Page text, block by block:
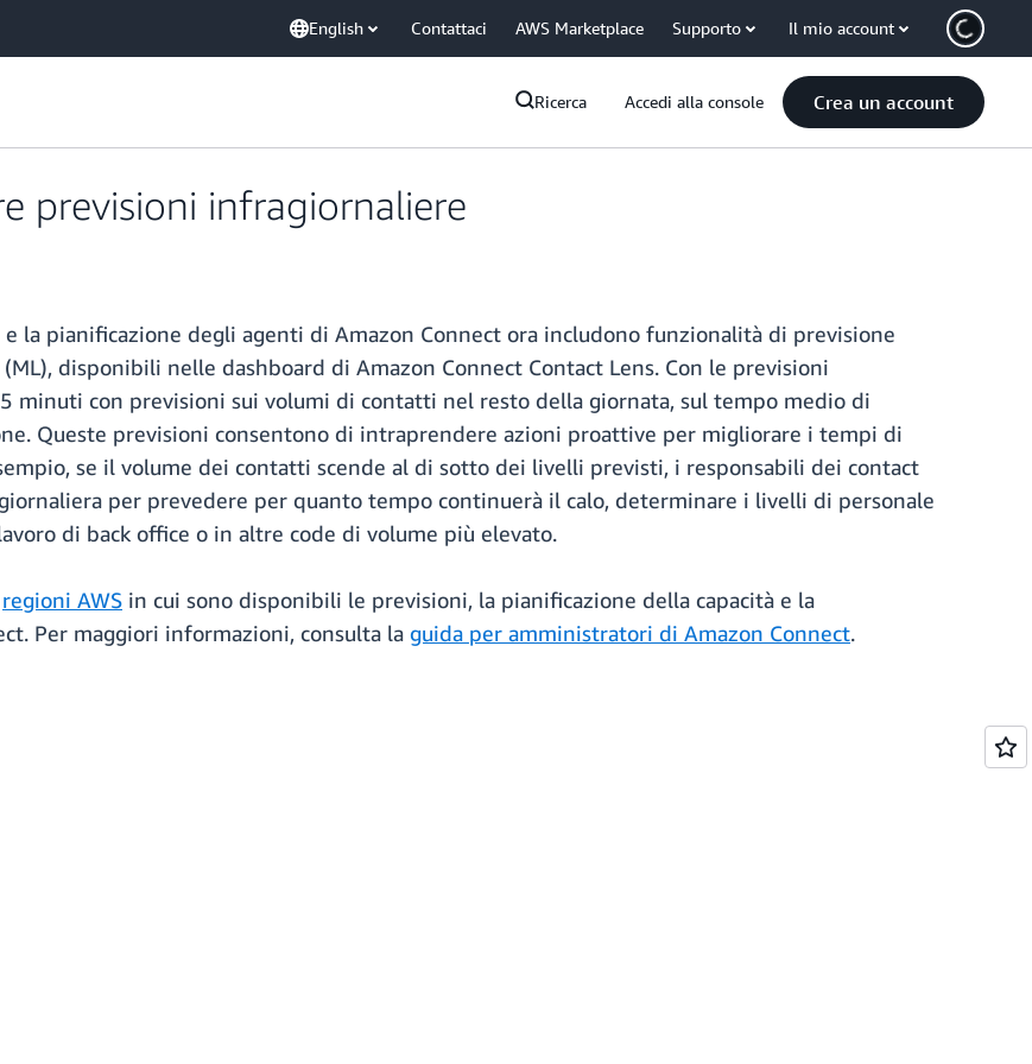
English Contattaci AWS Marketplace Supporto Il mio account
Ricerca Accedi alla console Crea un account
previsioni infragiornaliere
la pianificazione degli agenti di Amazon Connect ora includono funzionalità di previsione
disponibili nelle dashboard di Amazon Connect Contact Lens. Con le previsioni
minuti con previsioni sui volumi di contatti nel resto della giornata, sul tempo medio di
Queste previsioni consentono di intraprendere azioni proattive per migliorare i tempi di
se il volume dei contatti scende al di sotto dei livelli previsti, i responsabili dei contact
per prevedere per quanto tempo continuerà il calo, determinare i livelli di personale
di back office o in altre code di volume più elevato.
regioni AWS in cui sono disponibili le previsioni, la pianificazione della capacità e la
Per maggiori informazioni, consulta la guida per amministratori di Amazon Connect.